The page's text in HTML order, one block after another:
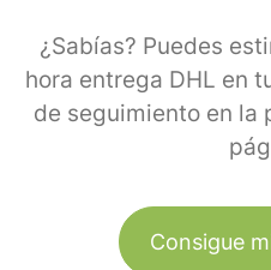
¿Sabías? Puedes
hora entrega DHL en
de seguimiento en la
Consigue